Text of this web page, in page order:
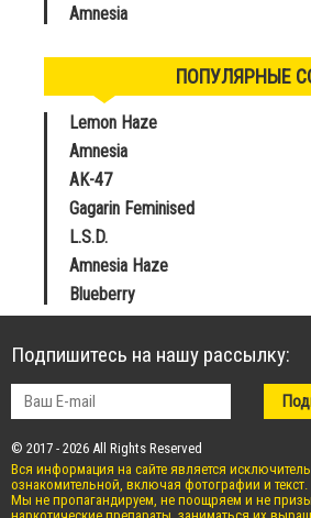
Amnesia
ПОПУЛЯРНЫЕ
Lemon Haze
Amnesia
AK-47
Gagarin Feminised
L.S.D.
Amnesia Haze
Blueberry
Подпишитесь на нашу рассылку:
© 2017 - 2026 All Rights Reserved
Вся информация на сайте является
ознакомительной, включая фотографии и текст.
Мы не пропагандируем, не поощряем и не